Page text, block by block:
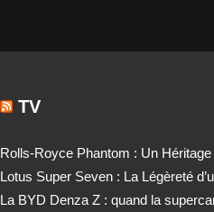
TV
Rolls-Royce Phantom : Un
Lotus Super Seven : La Légèreté
La BYD Denza Z : quand la